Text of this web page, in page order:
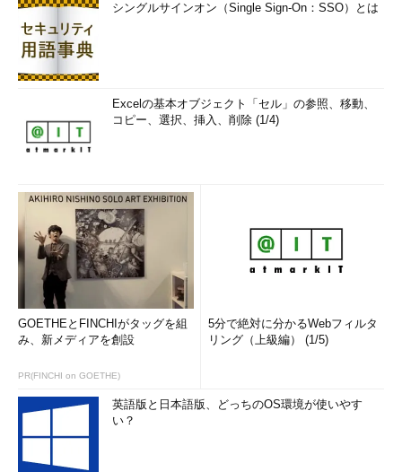
シングルサインオン（Single Sign-On：SSO）とは
Excelの基本オブジェクト「セル」の参照、移動、
コピー、選択、挿入、削除 (1/4)
GOETHEとFINCHIがタッグを組
み、新メディアを創設
PR(FINCHI on GOETHE)
5分で絶対に分かるWebフィルタ
リング（上級編） (1/5)
英語版と日本語版、どっちのOS環境が使いやす
い？